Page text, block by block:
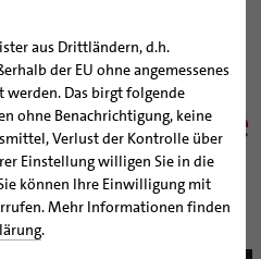
aus Drittländern, d.h.
der EU ohne angemessenes
werden. Das birgt folgende
ohne Benachrichtigung, keine
Verlust der Kontrolle über
Einstellung willigen Sie in die
können Ihre Einwilligung mit
Mehr Informationen finden
.
Dom
kommt
in Lamspringe
Oliver Plunkett am
und Erzbischof Martin